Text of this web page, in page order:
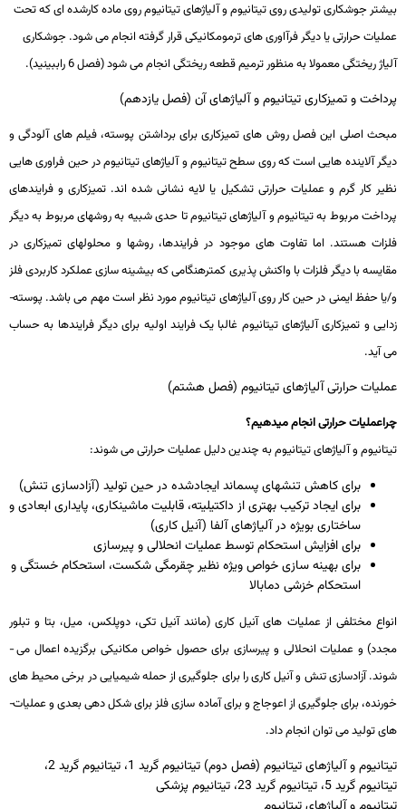
بیشتر جوشکاری تولیدی روی تیتانیوم و آلیاژهای تیتانیوم روی ماده کارشده ­ای که تحت
عملیات­ حرارتی یا دیگر فرآاوری­ های ترمومکانیکی قرار گرفته انجام می­ شود. جوشکاری
آلیاژ ریختگی معمولا به منظور ترمیم قطعه ریختگی انجام می­ شود (فصل 6 راببینید).
پرداخت و تمیزکاری تیتانیوم و آلیاژهای آن (فصل یازدهم)
مبحث اصلی این فصل روش­ های تمیزکاری برای برداشتن پوسته، فیلم ­های آلودگی و
دیگر آلاینده ­هایی است که روی سطح تیتانیوم و آلیاژهای تیتانیوم در حین فراوری ­هایی
نظیر کار گرم و عملیات­ حرارتی تشکیل یا لایه­ نشانی شده­ اند. تمیزکاری و فرایندهای
پرداخت مربوط به تیتانیوم و آلیاژهای تیتانیوم تا حدی شبیه به روش­های مربوط به دیگر
فلزات هستند. اما تفاوت­ های موجود در فرایندها، روش­ها و محلول­های تمیزکاری در
مقایسه با دیگر فلزات با واکنش ­پذیری کمترهنگامی که بیشینه­ سازی عملکرد کاربردی فلز
و/یا حفظ ایمنی در حین کار روی آلیاژهای تیتانیوم مورد نظر است مهم می­ باشد. پوسته­
زدایی و تمیزکاری آلیاژهای تیتانیوم غالبا یک فرایند اولیه برای دیگر فرایندها به حساب
می ­آید.
عملیات حرارتی آلیاژهای تیتانیوم (فصل هشتم)
چراعملیات حرارتی انجام می­دهیم؟
تیتانیوم و آلیاژهای تیتانیوم به چندین دلیل عملیات حرارتی می­ شوند:
برای کاهش تنش­های پسماند ایجادشده در حین تولید (آزادسازی تنش)
برای ایجاد ترکیب بهتری از داکتیلیته، قابلیت ماشین­کاری، پایداری ابعادی و
ساختاری بویژه در آلیاژهای آلفا (آنیل­ کاری)
برای افزایش استحکام توسط عملیات انحلالی و پیرسازی
برای بهینه­ سازی خواص ویژه نظیر چقرمگی شکست، استحکام خستگی و
استحکام خزشی دمابالا
انواع مختلفی از عملیات­ های آنیل­ کاری (مانند آنیل تکی، دوپلکس، میل، بتا و تبلور
مجدد) و عملیات انحلالی و پیرسازی برای حصول خواص مکانیکی برگزیده اعمال می ­
شوند. آزادسازی تنش و آنیل­ کاری را برای جلوگیری از حمله شیمیایی در برخی محیط ­های
خورنده، برای جلوگیری از اعوجاج و برای آماده­ سازی فلز برای شکل­ دهی بعدی و عملیات­
های تولید می­ توان انجام داد.
تیتانیوم و آلیاژهای تیتانیوم (فصل دوم) تیتانیوم گرید 1، تیتانیوم گرید 2،
تیتانیوم گرید 5، تیتانیوم گرید 23، تیتانیوم پزشکی